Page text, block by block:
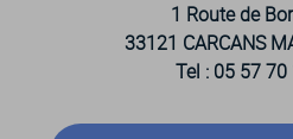
1 Route de
33121 CARCANS
Tel : 05 57